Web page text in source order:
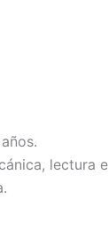
lectura